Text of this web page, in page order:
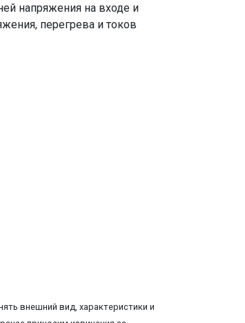
напряжения на входе и
перегрева и токов
внешний вид, характеристики и